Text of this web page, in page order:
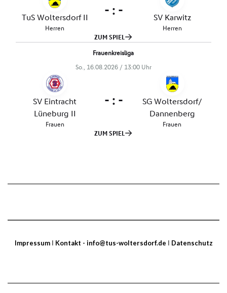
ImpressumI Kontakt - info@tus-woltersdorf.de I Datenschutz